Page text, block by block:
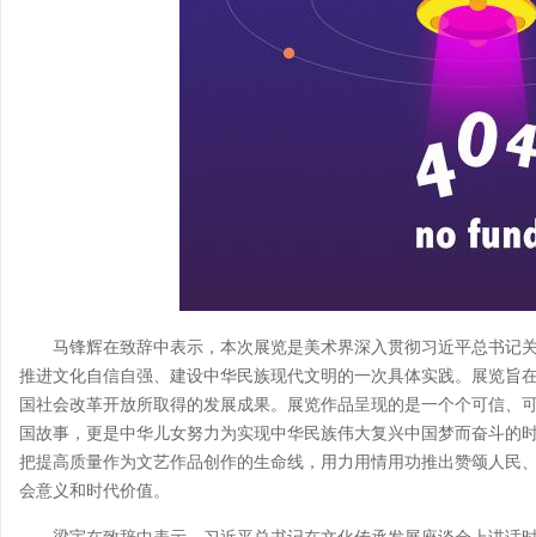
马锋辉在致辞中表示，本次展览是美术界深入贯彻习近平总书记
推进文化自信自强、建设中华民族现代文明的一次具体实践。展览旨
国社会改革开放所取得的发展成果。展览作品呈现的是一个个可信、
国故事，更是中华儿女努力为实现中华民族伟大复兴中国梦而奋斗的
把提高质量作为文艺作品创作的生命线，用力用情用功推出赞颂人民
会意义和时代价值。